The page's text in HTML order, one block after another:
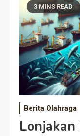
3 MINS READ
Berita Olahraga
Lonjakan